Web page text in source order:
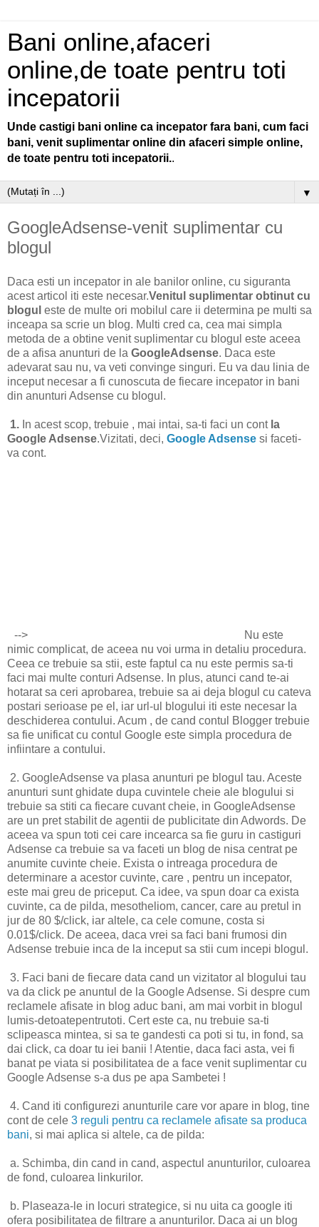
Bani online,afaceri
online,de toate pentru toti
incepatorii
Unde castigi bani online ca incepator fara bani, cum faci
bani, venit suplimentar online din afaceri simple online,
de toate pentru toti incepatorii..
▼
GoogleAdsense-venit suplimentar cu
blogul
Daca esti un incepator in ale banilor online, cu siguranta
acest articol iti este necesar.Venitul suplimentar obtinut cu
blogul este de multe ori mobilul care ii determina pe multi sa
inceapa sa scrie un blog. Multi cred ca, cea mai simpla
metoda de a obtine venit suplimentar cu blogul este aceea
de a afisa anunturi de la GoogleAdsense. Daca este
adevarat sau nu, va veti convinge singuri. Eu va dau linia de
inceput necesar a fi cunoscuta de fiecare incepator in bani
din anunturi Adsense cu blogul.
1. In acest scop, trebuie , mai intai, sa-ti faci un contla
Google Adsense.Vizitati, deci, Google Adsense si faceti-
va cont.
-->
Nu este
nimic complicat, de aceea nu voi urma in detaliu procedura.
Ceea ce trebuie sa stii, este faptul ca nu este permis sa-ti
faci mai multe conturi Adsense. In plus, atunci cand te-ai
hotarat sa ceri aprobarea, trebuie sa ai deja blogul cu cateva
postari serioase pe el, iar url-ul blogului iti este necesar la
deschiderea contului. Acum , de cand contul Blogger trebuie
sa fie unificat cu contul Google este simpla procedura de
infiintare a contului.
2. GoogleAdsense va plasa anunturi pe blogul tau. Aceste
anunturi sunt ghidate dupa cuvintele cheie ale blogului si
trebuie sa stiti ca fiecare cuvant cheie, in GoogleAdsense
are un pret stabilit de agentii de publicitate din Adwords. De
aceea va spun toti cei care incearca sa fie guru in castiguri
Adsense ca trebuie sa va faceti un blog de nisa centrat pe
anumite cuvinte cheie. Exista o intreaga procedura de
determinare a acestor cuvinte, care , pentru un incepator,
este mai greu de priceput. Ca idee, va spun doar ca exista
cuvinte, ca de pilda, mesotheliom, cancer, care au pretul in
jur de 80 $/click, iar altele, ca cele comune, costa si
0.01$/click. De aceea, daca vrei sa faci bani frumosi din
Adsense trebuie inca de la inceput sa stii cum incepi blogul.
3. Faci bani de fiecare data cand un vizitator al blogului tau
va da click pe anuntul de la Google Adsense. Si despre cum
reclamele afisate in blog aduc bani, am mai vorbit in blogul
lumis-detoatepentrutoti. Cert este ca, nu trebuie sa-ti
sclipeasca mintea, si sa te gandesti ca poti si tu, in fond, sa
dai click, ca doar tu iei banii ! Atentie, daca faci asta, vei fi
banat pe viata si posibilitatea de a face venit suplimentar cu
Google Adsense s-a dus pe apa Sambetei !
4. Cand iti configurezi anunturile care vor apare in blog, tine
cont de cele 3 reguli pentru ca reclamele afisate sa produca
bani, si mai aplica si altele, ca de pilda:
a. Schimba, din cand in cand, aspectul anunturilor, culoarea
de fond, culoarea linkurilor.
b. Plaseaza-le in locuri strategice, si nu uita ca google iti
ofera posibilitatea de filtrare a anunturilor. Daca ai un blog